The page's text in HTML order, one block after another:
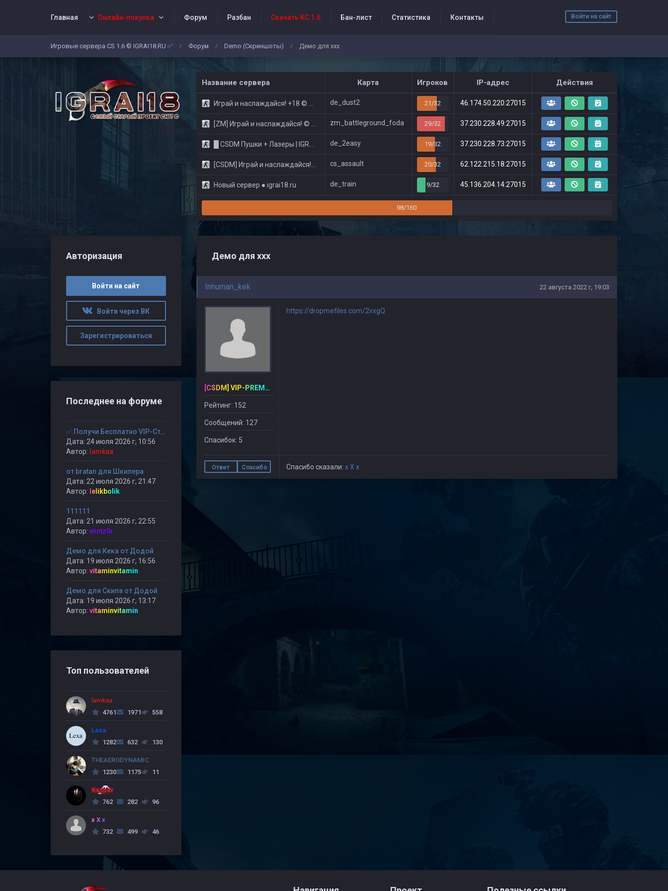
Войти на сайт
Главная Онлайн-покупка Форум Разбан Скачать КС 1.6 Бан-лист Статистика Контакты
События проекта
Игровые сервера CS 1.6 © IGRAI18.RU ✅ / Форум / Demo (Скриншоты) / Демо для ххх
Название сервера Карта Игроков IP-адрес Действия
Играй и наслаждайся! +18 © Public de_dust2 21/32 46.174.50.220:27015
[ZM] Играй и наслаждайся! © Zombie Show zm_battleground_foda 29/32 37.230.228.49:27015
█ CSDM Пушки + Лазеры | IGRAI18.RU ツ █ de_2easy 19/32 37.230.228.73:27015
[CSDM] Играй и наслаждайся! © Classic cs_assault 20/32 62.122.215.18:27015
Новый сервер ● igrai18.ru de_train 9/32 45.136.204.14:27015
98/160
Демо для ххх
Inhuman_kek 22 августа 2022 г, 19:03
[CSDM] VIP-PREMIUM
Рейтинг: 152
Сообщений: 127
Спасибок: 5
https://dropmefiles.com/2vxgQ
Ответ Спасибо Спасибо сказали: x X x
Авторизация
Войти на сайт
Войти через ВК
Зарегистрироваться
Последнее на форуме
Дата: 24 июля 2026 г, 10:56
Автор: lamkaa
от bratan для Шкипера
Дата: 22 июля 2026 г, 21:47
Автор: lelikbolik
111111
Дата: 21 июля 2026 г, 22:55
Автор: wintz0r
Демо для Кека от Додой
Дата: 19 июля 2026 г, 16:56
Автор: vitaminvitamin
Демо для Скипа от Додой
Дата: 19 июля 2026 г, 13:17
Автор: vitaminvitamin
Топ пользователей
lamkaa
4761
1971 558
Lexa
1282
632 130
THEAERODYNAMIC
1230
1175 11
Kasper
762
282 96
x X x
732
499 46